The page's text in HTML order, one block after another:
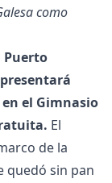
como
Puerto
el Gimnasio
El
de la
quedó sin pan